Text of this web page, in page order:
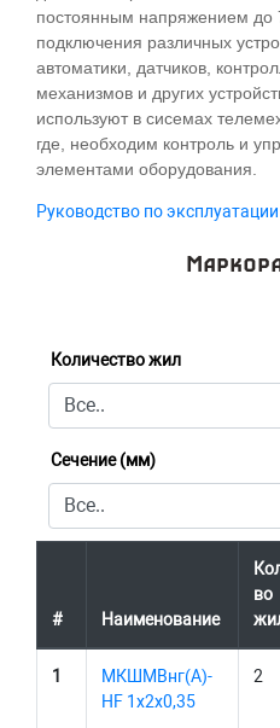
постоянным напряжением
подключения различных
автоматики, датчиков,
механизмов и других
используют в сисемах
где, необходим контроль и
элементами оборудования.
Руководство по эксплуатации
Количество жил
Сечение (мм)
# Наименование
во
1
МКШМВнг(А)-
HF 1х2х0,35
2